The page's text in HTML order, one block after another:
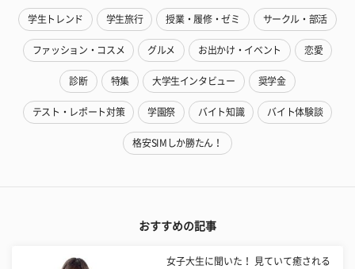
学生トレンド 学生旅行 授業・履修・ゼミ サークル・部活
ファッション・コスメ グルメ お出かけ・イベント 恋愛
診断 特集 大学生インタビュー 奨学金
テスト・レポート対策 学園祭 バイト知識 バイト体験談
格安SIMしか勝たん！
おすすめの記事
女子大生に聞いた！ 見ていて癒される